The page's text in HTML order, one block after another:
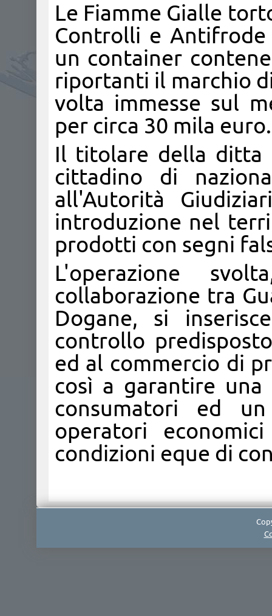
Le Fiamme Gialle
Controlli e
un container
riportanti il marchio
volta immesse sul
per circa 30 mila euro.
Il titolare della ditta
cittadino di
all'Autorità
introduzione nel
prodotti con segni
L'operazione
collaborazione tra
Dogane, si
controllo
ed al commercio di
così a garantire
consumatori ed
operatori
condizioni eque di